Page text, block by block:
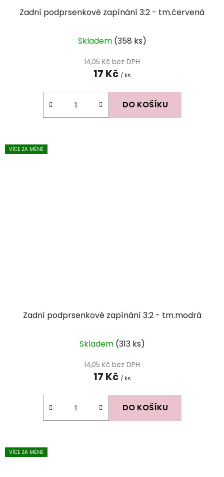
Zadní podprsenkové zapínání 3:2 - tm.červená
Skladem (358 ks)
14,05 Kč bez DPH
17 Kč / ks
DO KOŠÍKU
VÍCE ZA MÉNĚ
Zadní podprsenkové zapínání 3:2 - tm.modrá
Skladem (313 ks)
14,05 Kč bez DPH
17 Kč / ks
DO KOŠÍKU
VÍCE ZA MÉNĚ